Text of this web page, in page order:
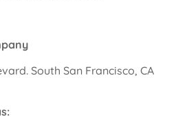
South San Francisco, CA